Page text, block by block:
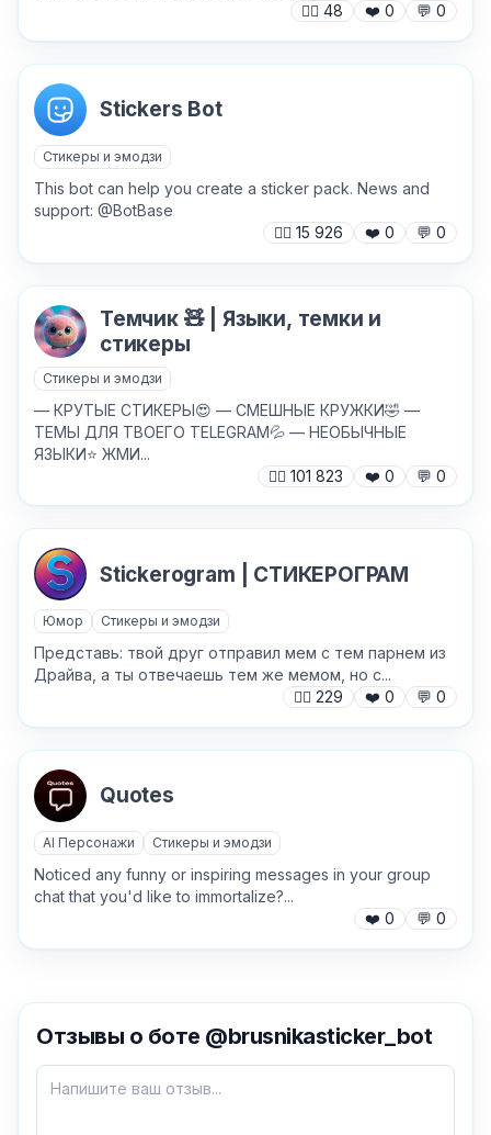
✕
Как добавить бота?
🙍‍♂️ 48 ❤️ 0 💬 0
Stickers Bot
Стикеры и эмодзи
This bot can help you create a sticker pack. News and
support: @BotBase
🙍‍♂️ 15 926 ❤️ 0 💬 0
Темчик 🧸 | Языки, темки и
стикеры
Стикеры и эмодзи
— КРУТЫЕ СТИКЕРЫ😍 — СМЕШНЫЕ КРУЖКИ🤣 —
ТЕМЫ ДЛЯ ТВОЕГО TELEGRAM💦 — НЕОБЫЧНЫЕ
ЯЗЫКИ⭐️ ЖМИ...
🙍‍♂️ 101 823 ❤️ 0 💬 0
Stickerogram | СТИКЕРОГРАМ
Юмор Стикеры и эмодзи
Представь: твой друг отправил мем с тем парнем из
Драйва, а ты отвечаешь тем же мемом, но с...
🙍‍♂️ 229 ❤️ 0 💬 0
Quotes
AI Персонажи Стикеры и эмодзи
Noticed any funny or inspiring messages in your group
chat that you'd like to immortalize?...
❤️ 0 💬 0
Отзывы о боте @brusnikasticker_bot